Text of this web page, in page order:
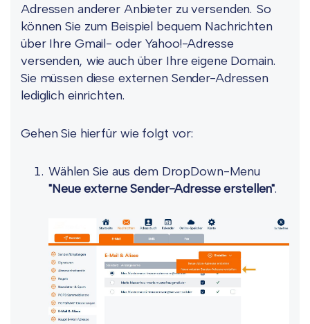
Adressen anderer Anbieter zu versenden. So
können Sie zum Beispiel bequem Nachrichten
über Ihre Gmail- oder Yahoo!-Adresse
versenden, wie auch über Ihre eigene Domain.
Sie müssen diese externen Sender-Adressen
lediglich einrichten.
Gehen Sie hierfür wie folgt vor:
Wählen Sie aus dem DropDown-Menu
"Neue externe Sender-Adresse erstellen".